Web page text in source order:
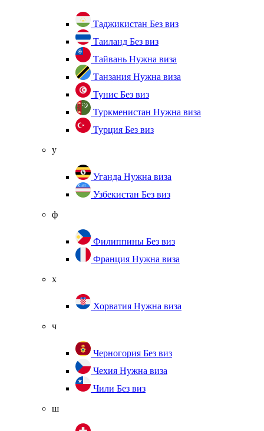
Таджикистан Без виз
Таиланд Без виз
Тайвань Нужна виза
Танзания Нужна виза
Тунис Без виз
Туркменистан Нужна виза
Турция Без виз
у
Уганда Нужна виза
Узбекистан Без виз
ф
Филиппины Без виз
Франция Нужна виза
х
Хорватия Нужна виза
ч
Черногория Без виз
Чехия Нужна виза
Чили Без виз
ш